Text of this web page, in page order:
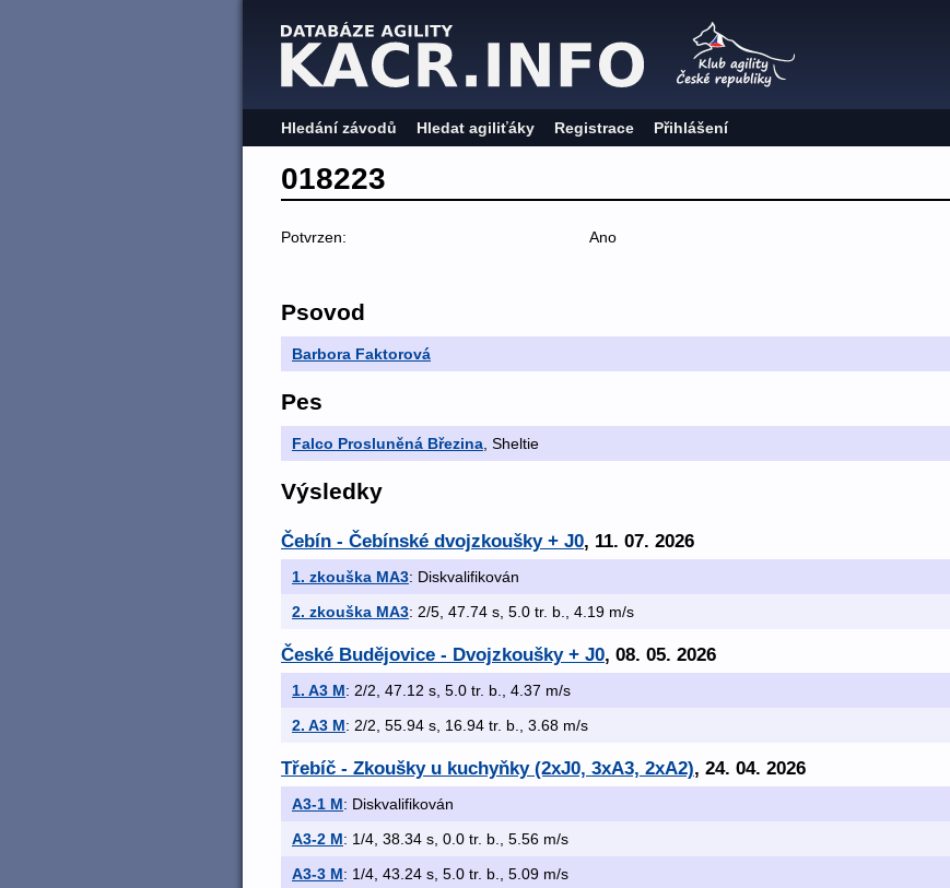
Hledání závodů Hledat agiliťáky Registrace Přihlášení
018223
Potvrzen: Ano
Psovod
Barbora Faktorová
Pes
Falco Prosluněná Březina, Sheltie
Výsledky
Čebín - Čebínské dvojzkoušky + J0, 11. 07. 2026
1. zkouška MA3: Diskvalifikován
2. zkouška MA3: 2/5, 47.74 s, 5.0 tr. b., 4.19 m/s
České Budějovice - Dvojzkoušky + J0, 08. 05. 2026
1. A3 M: 2/2, 47.12 s, 5.0 tr. b., 4.37 m/s
2. A3 M: 2/2, 55.94 s, 16.94 tr. b., 3.68 m/s
Třebíč - Zkoušky u kuchyňky (2xJ0, 3xA3, 2xA2), 24. 04. 2026
A3-1 M: Diskvalifikován
A3-2 M: 1/4, 38.34 s, 0.0 tr. b., 5.56 m/s
A3-3 M: 1/4, 43.24 s, 5.0 tr. b., 5.09 m/s